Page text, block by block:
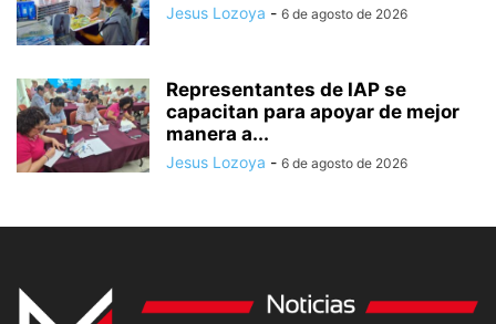
Jesus Lozoya - 6 de agosto de 2026
Representantes de IAP se
capacitan para apoyar de mejor
manera a...
Jesus Lozoya - 6 de agosto de 2026